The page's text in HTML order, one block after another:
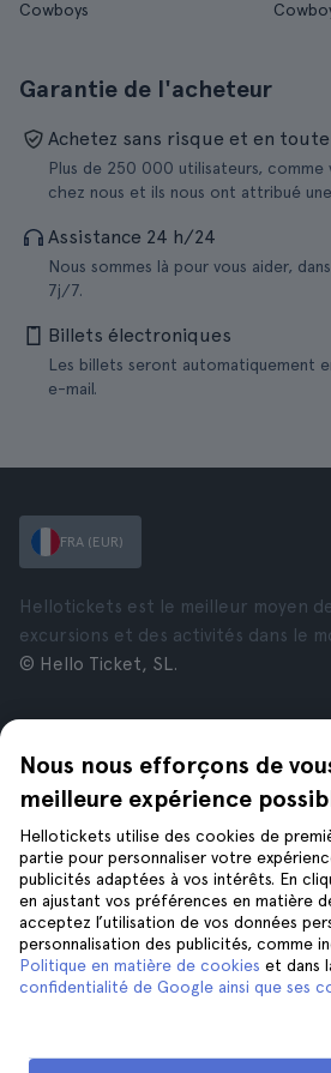
Cowboys
Garantie de l'acheteur
Achetez sans risque et en
Plus de 250 000 utilisateurs,
chez nous et ils nous ont attribué
Assistance 24 h/24
Nous sommes là pour vous aider,
7j/7.
Billets électroniques
Les billets seront automatiquement
e-mail.
Nous nous efforçons de
meilleure expérience
Hellotickets utilise des cookies de
partie pour personnaliser votre
publicités adaptées à vos intérêts. En
en ajustant vos préférences en matière
acceptez l’utilisation de vos données
personnalisation des publicités, comme
Politique en matière de cookies et dans
confidentialité de Google ainsi que ses
FRA (EUR)
Hellotickets est le meilleur moyen
excursions et des activités dans le
© Hello Ticket, SL.
À propos de nous
Offres d’emploi
Avis
Confidentialité
Conditions générales
Mentions Légales
Cookies
New
Rome
Aide